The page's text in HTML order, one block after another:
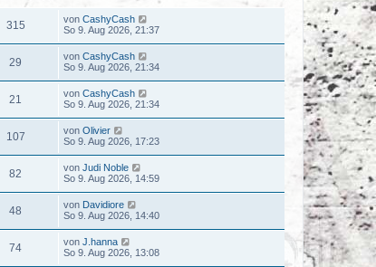
315 von CashyCash
So 9. Aug 2026, 21:37
29 von CashyCash
So 9. Aug 2026, 21:34
21 von CashyCash
So 9. Aug 2026, 21:34
107 von Olivier
So 9. Aug 2026, 17:23
82 von Judi Noble
So 9. Aug 2026, 14:59
48 von Davidiore
So 9. Aug 2026, 14:40
74 von J.hanna
So 9. Aug 2026, 13:08